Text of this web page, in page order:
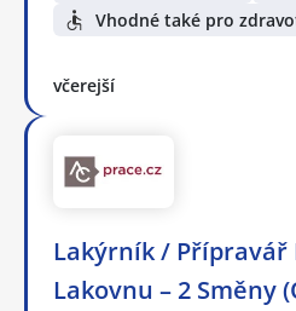
Vhodné také pro
včerejší
Lakýrník / Přípravář
Lakovnu – 2 Směny